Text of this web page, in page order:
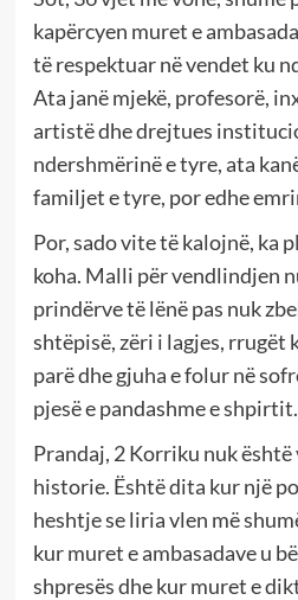
kapërcyen muret e
të respektuar në vendet ku
Ata janë mjekë, profesorë,
artistë dhe drejtues
ndershmërinë e tyre, ata
familjet e tyre, por edhe
Por, sado vite të kalojnë, ka
koha. Malli për vendlindjen
prindërve të lënë pas nuk
shtëpisë, zëri i lagjes, rrugët
parë dhe gjuha e folur në
pjesë e pandashme e shpirtit.
Prandaj, 2 Korriku nuk është
historie. Është dita kur një
heshtje se liria vlen më
kur muret e ambasadave u
shpresës dhe kur muret e